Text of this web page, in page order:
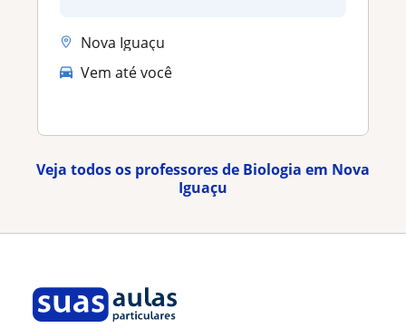
Nova Iguaçu
Vem até você
Veja todos os professores de Biologia em Nova
Iguaçu